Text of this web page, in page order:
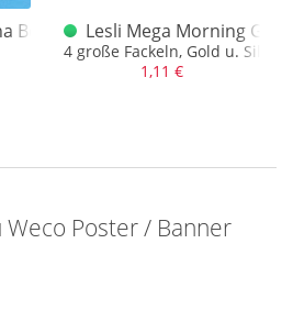
Böller D "Neue"Lesli Mega Morning
4 große Fackeln, Gold u. Silber
1,11 €
Poster / Banner